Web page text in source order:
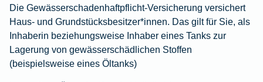
Die Gewässerschadenhaftpflicht-Versicherung versichert
Haus- und Grundstücksbesitzer*innen. Das gilt für Sie, als
Inhaberin beziehungsweise Inhaber eines Tanks zur
Lagerung von gewässerschädlichen Stoffen
(beispielsweise eines Öltanks)